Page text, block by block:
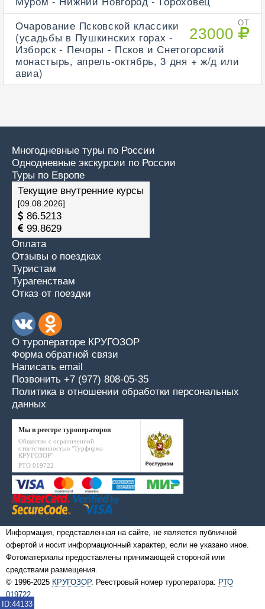
ОТ
23000
Очарование Псковской классики
(усадьбы в Пушкинских горах -
Изборск - Печоры - Псков и Снетогорский
монастырь, апрель-октябрь, 3 дня + ж/д или
авиа)
Многодневные туры по России
Однодневные экскурсии по России
Туры по Европе
Текущие внутренние курсы
[09.08.2026]
86.5213
99.8629
Оплата
Отзывы о поездках
Туристам
Турагенствам
Отказ от поездки
О туроператоре КРУГОЗОР
Форма обратной связи
Написать email
Позвонить +7 (977) 808-05-35
Политика в отношении обработки персональных
данных
Мы в реестре туроператоров
Общество с ограниченной
ответственностью "Турфирма
КРУГОЗОР"
РТО 019722
Информация, представленная на сайте, не является публичной
офертой и носит информационный характер, если не указано иное.
Фотоматериалы предоставлены принимающей стороной или
средствами размещения.
© 1996-2025 КРУГОЗОР. Реестровый номер туроператора: РТО
019722
ID:44133